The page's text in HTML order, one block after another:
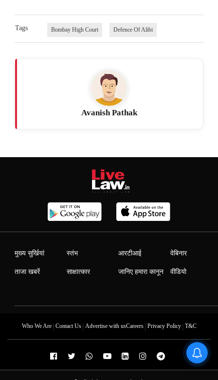
Tags Bombay High Court Defence Of Alibi
Avanish Pathak
मुख्य सुर्खियां
ताजा खबरें
स्तंभ
साक्षात्कार
आरटीआई
जानिए हमारा कानून
वेबिनार
वीडियो
Who We Are| Contact Us| Advertise with usCareers| Privacy Policy| T&C